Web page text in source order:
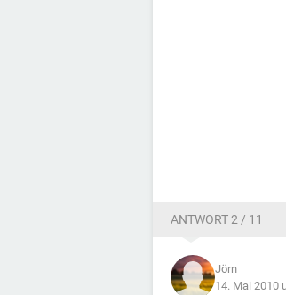
ANTWORT 2 / 11
Jörn
14. Mai 2010